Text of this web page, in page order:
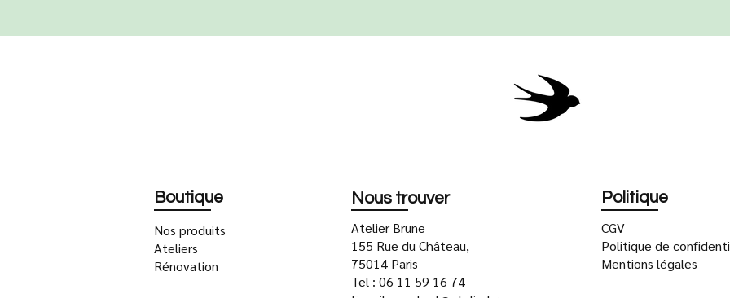
Boutique
Nos produits
Ateliers
Rénovation
Nous trouver
Atelier Brune
155 Rue du Château,
75014 Paris
Tel : 06 11 59 16 74
Politique
CGV
Politique de
Mentions légales